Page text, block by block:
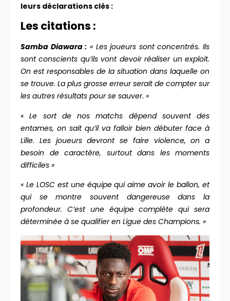
leurs déclarations clés :
Les citations :
Samba Diawara : « Les joueurs sont concentrés. Ils
sont conscients qu’ils vont devoir réaliser un exploit.
On est responsables de la situation dans laquelle on
se trouve. La plus grosse erreur serait de compter sur
les autres résultats pour se sauver. »
« Le sort de nos matchs dépend souvent des
entames, on sait qu’il va falloir bien débuter face à
Lille. Les joueurs devront se faire violence, on a
besoin de caractère, surtout dans les moments
difficiles »
« Le LOSC est une équipe qui aime avoir le ballon, et
qui se montre souvent dangereuse dans la
profondeur. C’est une équipe complète qui sera
déterminée à se qualifier en Ligue des Champions. »